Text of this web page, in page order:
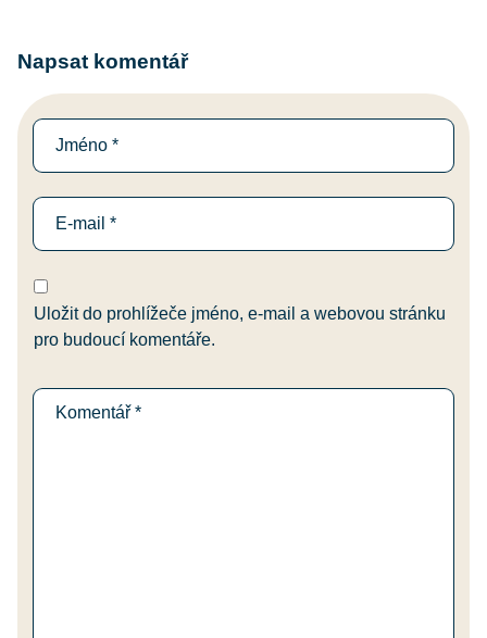
Napsat komentář
Uložit do prohlížeče jméno, e-mail a webovou stránku
pro budoucí komentáře.